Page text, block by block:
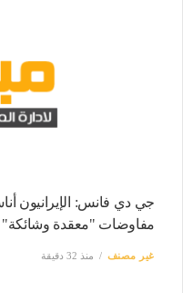
جي دي فانس: الإيرانيون
مفاوضات "معقدة وشائكة"
غير مصنف منذ 32 دقيقة